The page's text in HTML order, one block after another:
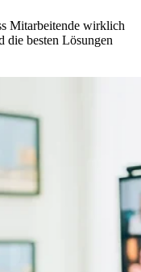
Mitarbeitende wirklich
die besten Lösungen